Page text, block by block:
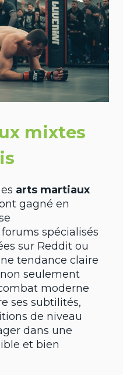
mixtes
arts martiaux
gagné en
spécialisés
sur Reddit ou
tendance claire
seulement
moderne
ses subtilités,
de niveau
dans une
et bien